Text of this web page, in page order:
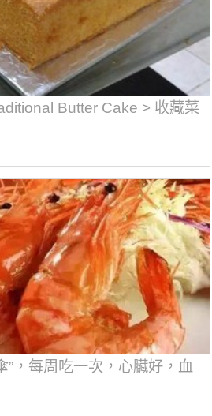
Butter Cake > 收藏菜
”，每周吃一次，心臟好，血